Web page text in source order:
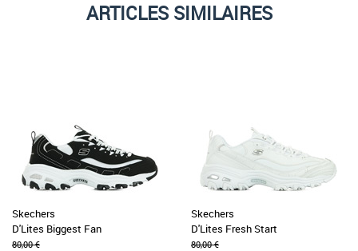
ARTICLES SIMILAIRES
Skechers
D'Lites Biggest Fan
80,00 €
Skechers
D'Lites Fresh Start
80,00 €